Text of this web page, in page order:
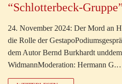
“Schlotterbeck-
24. November 2024: Der Mord an
die Rolle der
dem Autor Bernd Burkhardt
WidmannModeration: Hermann